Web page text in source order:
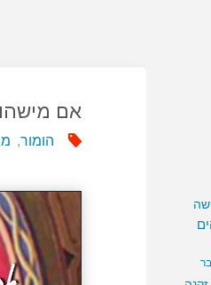
אם
הומור,